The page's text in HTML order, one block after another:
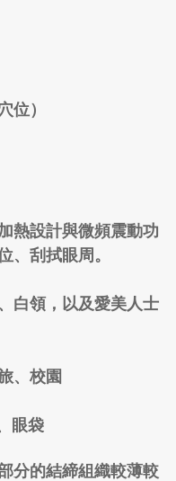
位）
熱設計與微頻震動功
、刮拭眼周。
白領，以及愛美人士
、校園
眼袋
分的結締組織較薄較